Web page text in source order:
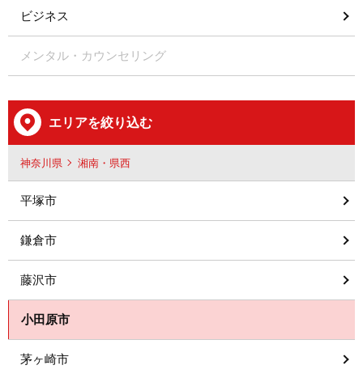
ビジネス
メンタル・カウンセリング
エリアを絞り込む
神奈川県 湘南・県西
平塚市
鎌倉市
藤沢市
小田原市
茅ヶ崎市